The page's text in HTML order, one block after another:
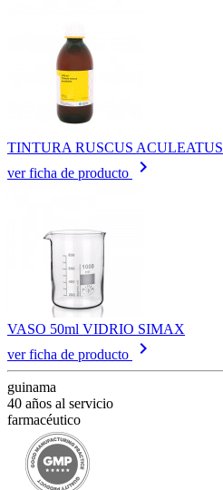
TINTURA RUSCUS ACULEATUS
ver ficha de producto
keyboard_arrow_right
VASO 50ml VIDRIO SIMAX
ver ficha de producto
keyboard_arrow_right
guinama
40 años al servicio
farmacéutico